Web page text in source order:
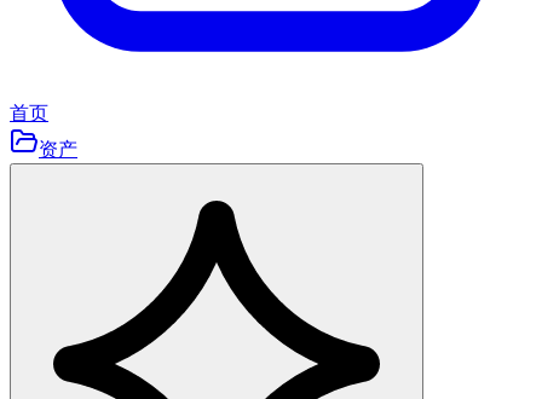
首页
资产